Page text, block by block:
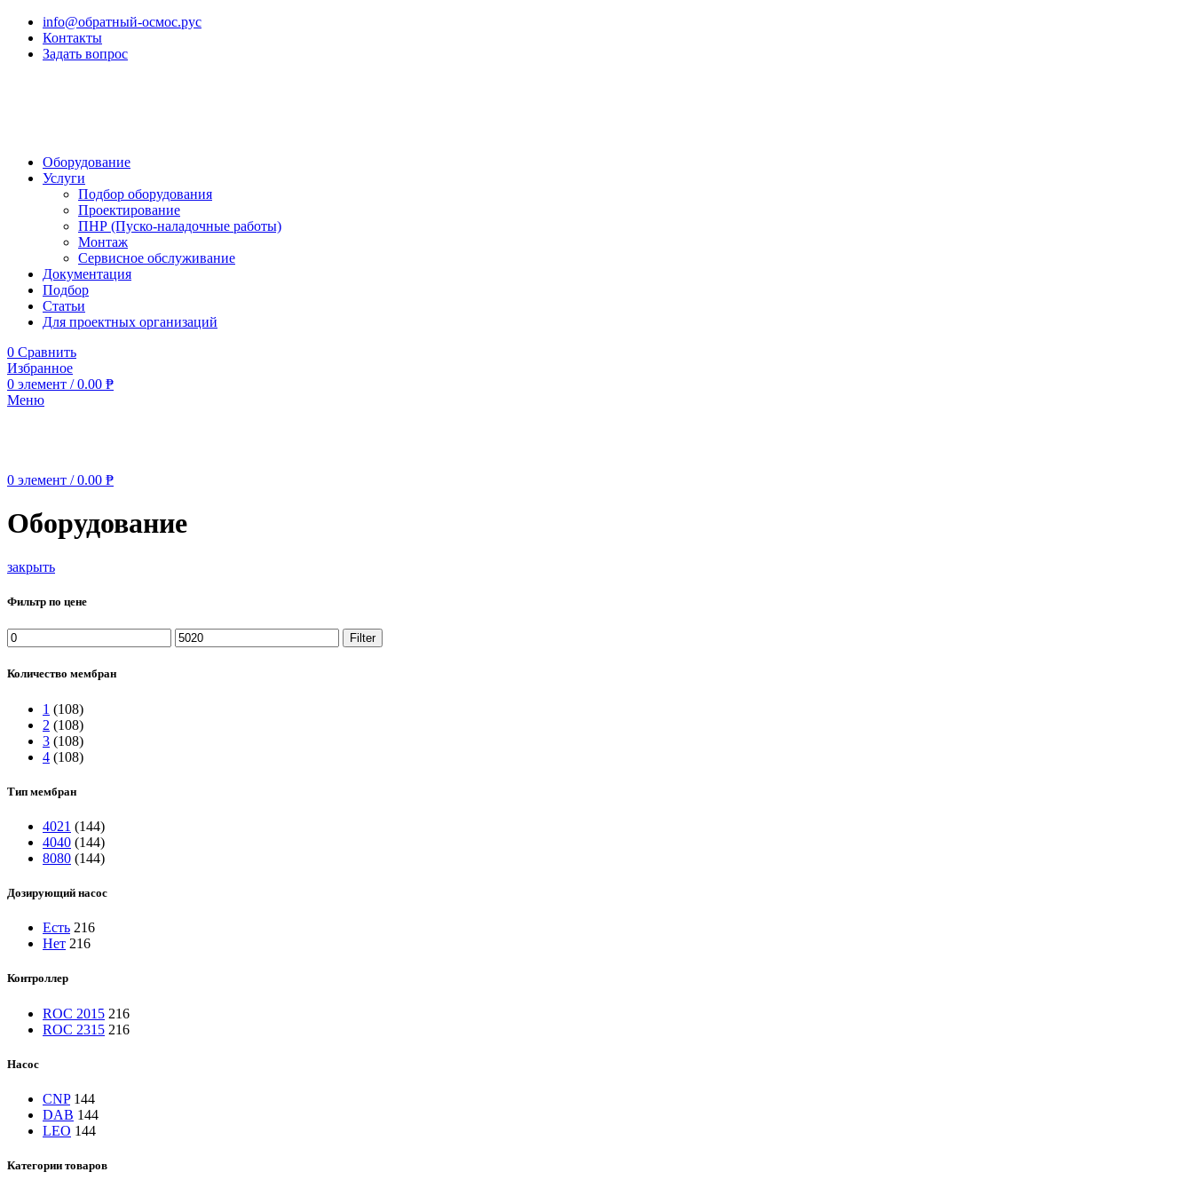
info@обратный-осмос.рус
Контакты
Задать вопрос
Оборудование
Услуги
Подбор оборудования
Проектирование
ПНР (Пуско-наладочные работы)
Монтаж
Сервисное обслуживание
Документация
Подбор
Статьи
Для проектных организаций
0 Сравнить
Избранное
0 элемент / 0.00 ₱
Меню
0 элемент / 0.00 ₱
Оборудование
закрыть
Фильтр по цене
Min
price
Max
price
Filter
Количество мембран
1 (108)
2 (108)
3 (108)
4 (108)
Тип мембран
4021 (144)
4040 (144)
8080 (144)
Дозирующий насос
Есть 216
Нет 216
Контроллер
ROC 2015 216
ROC 2315 216
Насос
CNP 144
DAB 144
LEO 144
Категории товаров